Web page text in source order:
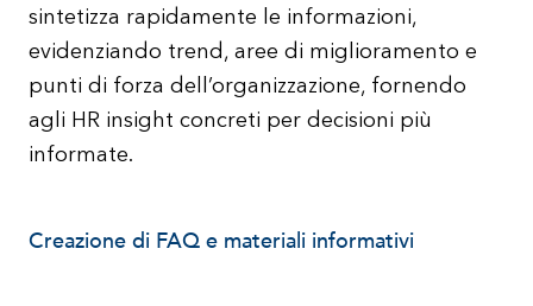
sintetizza rapidamente le informazioni,
evidenziando trend, aree di miglioramento e
punti di forza dell’organizzazione, fornendo
agli HR insight concreti per decisioni più
informate.
Creazione di FAQ e materiali informativi